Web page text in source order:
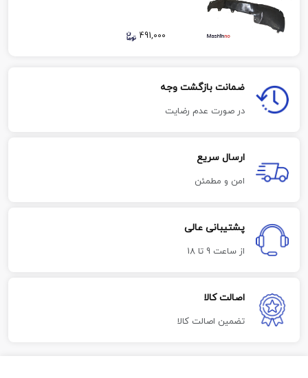
491,000
ضمانت بازگشت وجه
در صورت عدم رضایت
ارسال سریع
امن و مطمئن
پشتیبانی عالی
از ساعت 9 تا 18
اصالت کالا
تضمین اصالت کالا